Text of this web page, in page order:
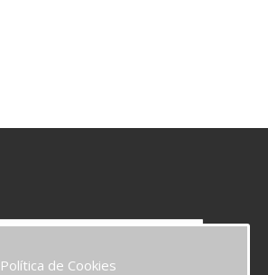
Política de Cookies